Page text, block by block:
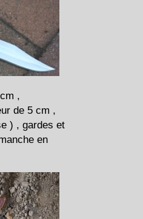
,
de 5 cm ,
) , gardes et
en